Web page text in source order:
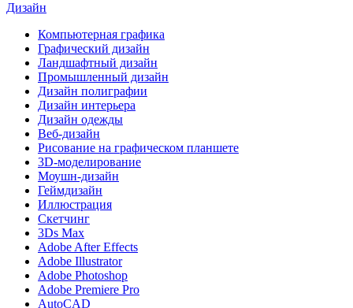
Дизайн
Компьютерная графика
Графический дизайн
Ландшафтный дизайн
Промышленный дизайн
Дизайн полиграфии
Дизайн интерьера
Дизайн одежды
Веб-дизайн
Рисование на графическом планшете
3D-моделирование
Моушн-дизайн
Геймдизайн
Иллюстрация
Скетчинг
3Ds Max
Adobe After Effects
Adobe Illustrator
Adobe Photoshop
Adobe Premiere Pro
AutoCAD